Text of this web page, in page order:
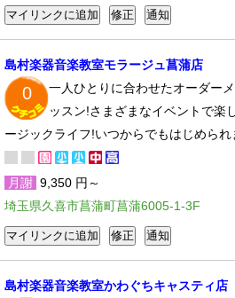
島村楽器音楽教室モラージュ菖蒲店
0
一人ひとりに合わせたオーダー
ッスン!さまざまなイベントで楽
ージックライフ!いつからでもはじめられ
月謝 9,350 円～
埼玉県久喜市菖蒲町菖蒲6005-1-3F
島村楽器音楽教室かわぐちキャスティ店